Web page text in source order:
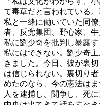
て毒草だと言われている
私と一緒に働いていた同
者、反党集団、野心家、
私に劉少奇を批判し暴露
私にはできない。劉少奇
きました。今日、彼が裏
は信じられない。裏切り
めたのなら、今の憲法は
人を逮捕し、闘争し、死